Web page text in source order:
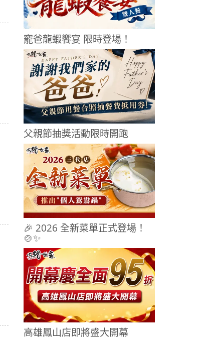
寵爸龍蝦饗宴 限時登場！
父親節抽獎活動限時開跑
🎉 2026 全新菜單正式登場！
🍲✨
高雄鳳山店即將盛大開幕